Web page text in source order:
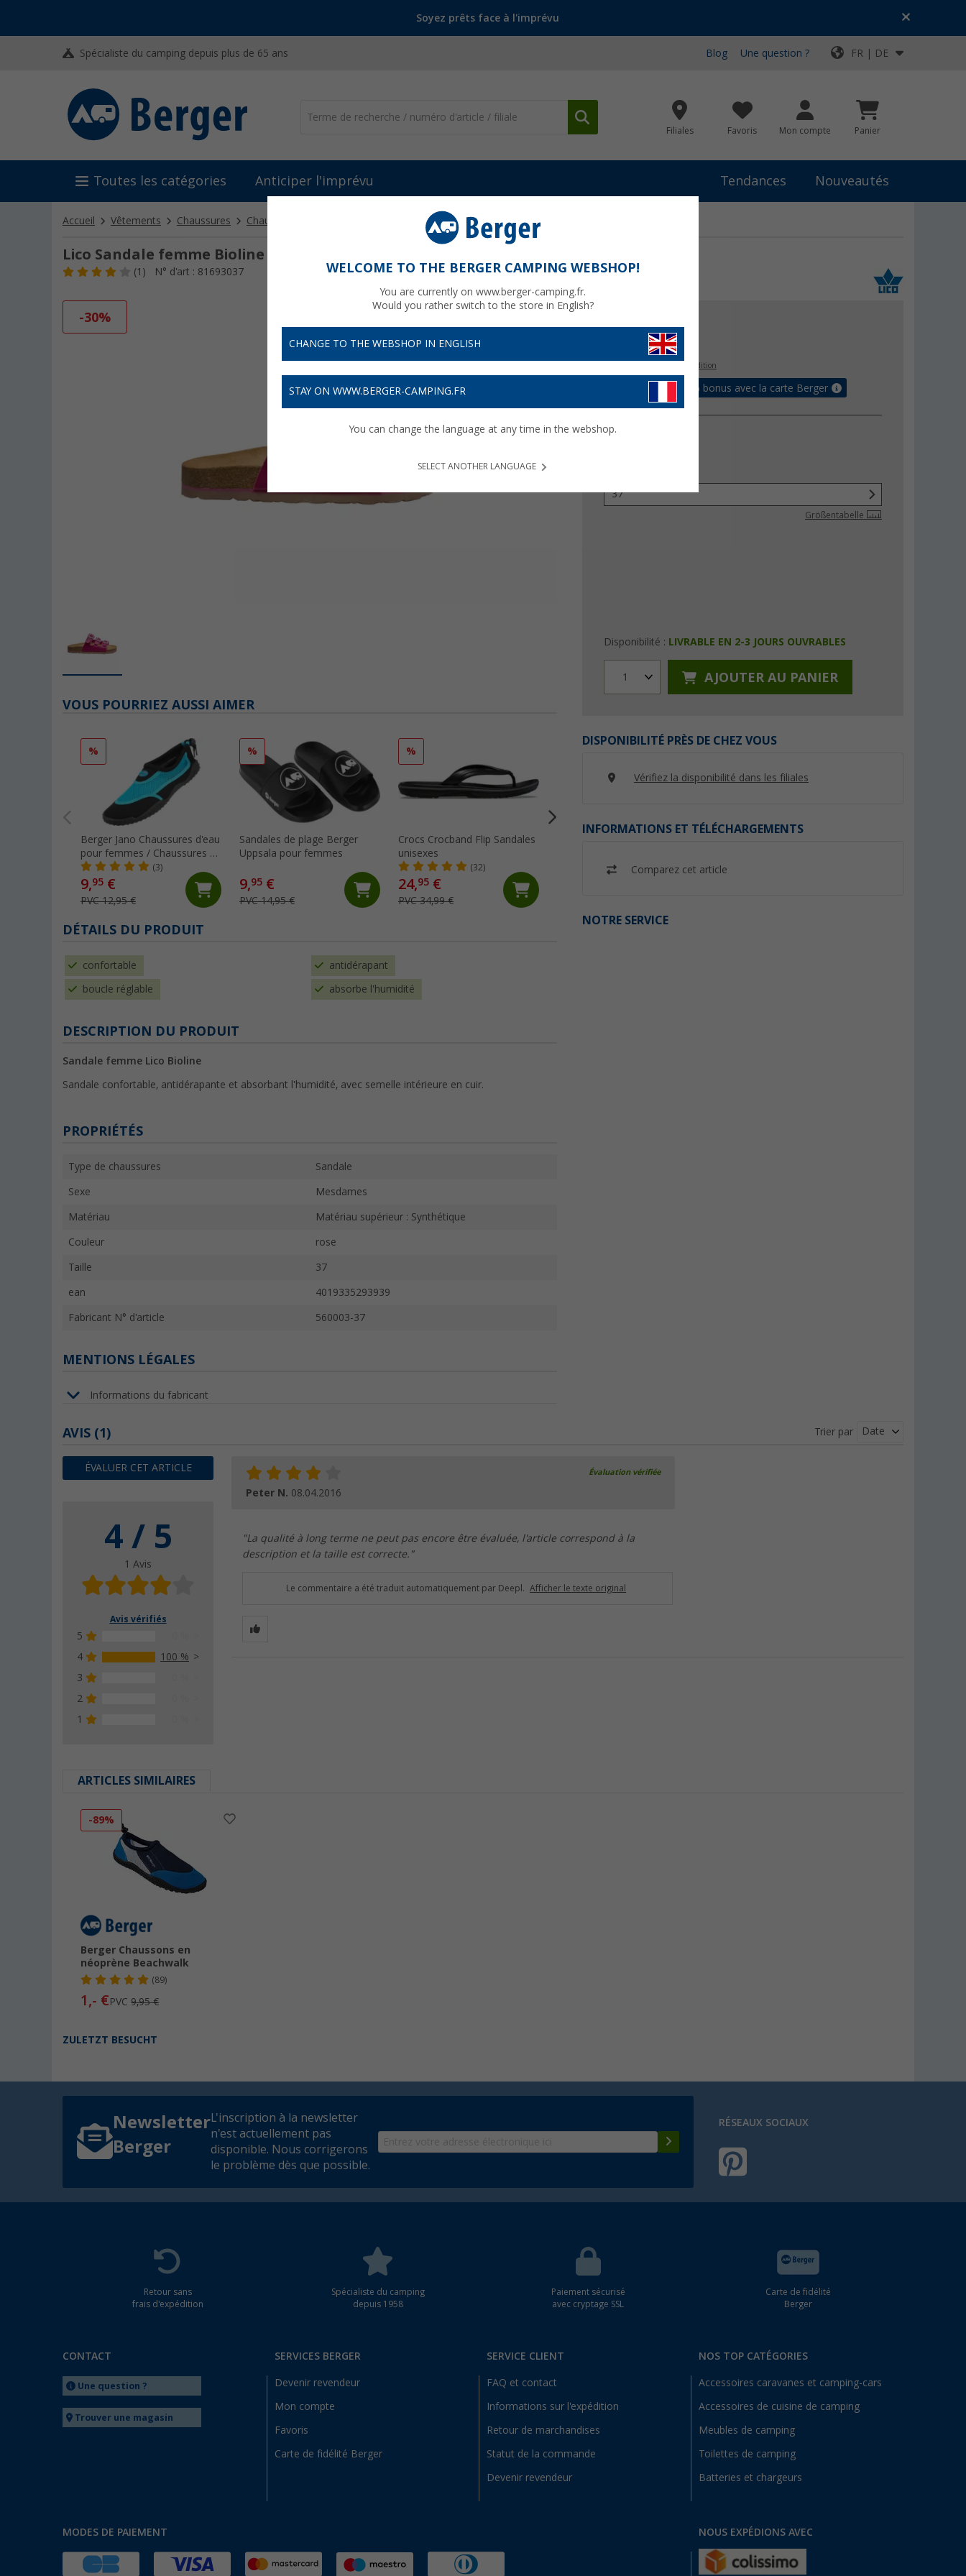
Soyez prêts face à l'imprévu
Spécialiste du camping depuis plus de 65 ans Blog Une question ? FR | DE
Filiales Favoris Mon compte Panier
Toutes les catégories Anticiper l'imprévu Tendances Nouveautés
Accueil Vêtements Chaussures Chaussures pour femmes Lico Sandale femme Bioline
Lico Sandale femme Bioline
(1) N° d'art : 81693037
-30%
€
plus les frais d'expédition
Obtenez jusqu'à 5% bonus avec la carte Berger
Couleur
37
Größentabelle
Disponibilité : LIVRABLE EN 2-3 JOURS OUVRABLES
1 AJOUTER AU PANIER
DISPONIBILITÉ PRÈS DE CHEZ VOUS
Vérifiez la disponibilité dans les filiales
INFORMATIONS ET TÉLÉCHARGEMENTS
Comparez cet article
NOTRE SERVICE
VOUS POURRIEZ AUSSI AIMER
%
Berger Jano Chaussures d'eau
pour femmes / Chaussures en
néoprène
(3)
9,95 €
PVC 12,95 €
%
Sandales de plage Berger
Uppsala pour femmes
9,95 €
PVC 14,95 €
%
Crocs Crocband Flip Sandales
unisexes
(32)
24,95 €
PVC 34,99 €
(94)
hommes
DÉTAILS DU PRODUIT
confortable antidérapant
boucle réglable absorbe l'humidité
DESCRIPTION DU PRODUIT
Sandale femme Lico Bioline
Sandale confortable, antidérapante et absorbant l'humidité, avec semelle intérieure en cuir.
PROPRIÉTÉS
Type de chaussures Sandale
Sexe Mesdames
Matériau Matériau supérieur : Synthétique
Couleur rose
Taille 37
ean 4019335293939
Fabricant N° d'article 560003-37
MENTIONS LÉGALES
Informations du fabricant
AVIS (1)
ÉVALUER CET ARTICLE
4 / 5
1 Avis
Avis vérifiés
5
4
100 %
3
2
1
Trier par Date
Évaluation vérifiée
Peter N. 08.04.2016
"La qualité à long terme ne peut pas encore être évaluée, l'article correspond à la
description et la taille est correcte."
Le commentaire a été traduit automatiquement par Deepl. Afficher le texte original
ARTICLES SIMILAIRES
-89%
Berger Chaussons en
néoprène Beachwalk
(89)
1,- €PVC9,95 €
ZULETZT BESUCHT
Newsletter
Berger
L'inscription à la newsletter
n'est actuellement pas
disponible. Nous corrigerons
le problème dès que possible.
RÉSEAUX SOCIAUX
Retour sans
frais d'expédition
Spécialiste du camping
depuis 1958
Paiement sécurisé
avec cryptage SSL
Carte de fidélité
Berger
CONTACT
Une question ?
Trouver une magasin
SERVICES BERGER
Devenir revendeur
Mon compte
Favoris
Carte de fidélité Berger
SERVICE CLIENT
FAQ et contact
Informations sur l'expédition
Retour de marchandises
Statut de la commande
Devenir revendeur
NOS TOP CATÉGORIES
Accessoires caravanes et camping-cars
Accessoires de cuisine de camping
Meubles de camping
Toilettes de camping
Batteries et chargeurs
MODES DE PAIEMENT NOUS EXPÉDIONS AVEC
WELCOME TO THE BERGER CAMPING WEBSHOP!
You are currently on www.berger-camping.fr.
Would you rather switch to the store in English?
CHANGE TO THE WEBSHOP IN ENGLISH
STAY ON WWW.BERGER-CAMPING.FR
You can change the language at any time in the webshop.
SELECT ANOTHER LANGUAGE